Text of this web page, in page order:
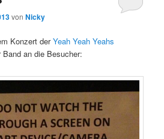
vonNicky
Konzert derYeah Yeah Yeahs
an die Besucher: